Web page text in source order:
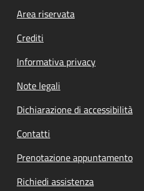
Footer menu
Area riservata
Crediti
Informativa privacy
Note legali
Dichiarazione di accessibilità
Contatti
Prenotazione appuntamento
Richiedi assistenza